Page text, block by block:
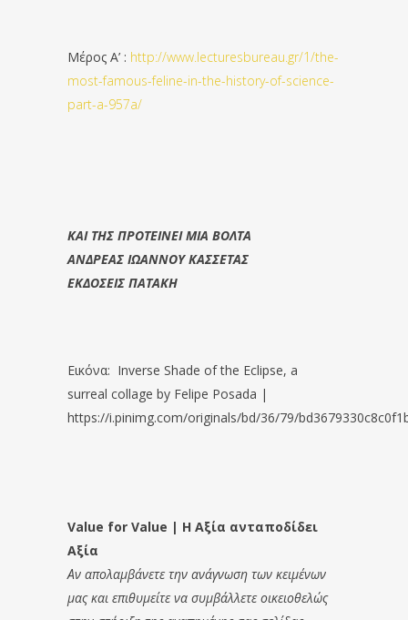
Μέρος Α’ : http://www.lecturesbureau.gr/1/the-
most-famous-feline-in-the-history-of-science-
part-a-957a/
ΚΑΙ ΤΗΣ ΠΡΟΤΕΙΝΕΙ ΜΙΑ ΒΟΛΤΑ
ΑΝΔΡΕΑΣ ΙΩΑΝΝΟΥ ΚΑΣΣΕΤΑΣ
ΕΚΔΟΣΕΙΣ ΠΑΤΑΚΗ
Εικόνα: Inverse Shade of the Eclipse, a
surreal collage by Felipe Posada |
https://i.pinimg.com/originals/bd/36/79/
Value for Value | Η Αξία ανταποδίδει
Αξία
Αν απολαμβάνετε την ανάγνωση των κειμένων
μας και επιθυμείτε να συμβάλλετε οικειοθελώς